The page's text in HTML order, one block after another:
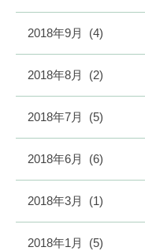
2018年9月 (4)
2018年8月 (2)
2018年7月 (5)
2018年6月 (6)
2018年3月 (1)
2018年1月 (5)